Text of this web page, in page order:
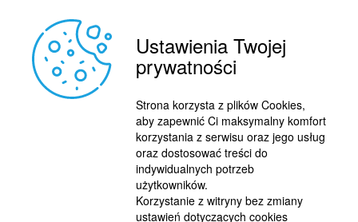
Ustawienia Twojej
prywatności
Strona korzysta z plików Cookies,
aby zapewnić Ci maksymalny komfort
korzystania z serwisu oraz jego usług
oraz dostosować treści do
indywidualnych potrzeb
użytkowników.
Korzystanie z witryny bez zmiany
ustawień dotyczących cookies